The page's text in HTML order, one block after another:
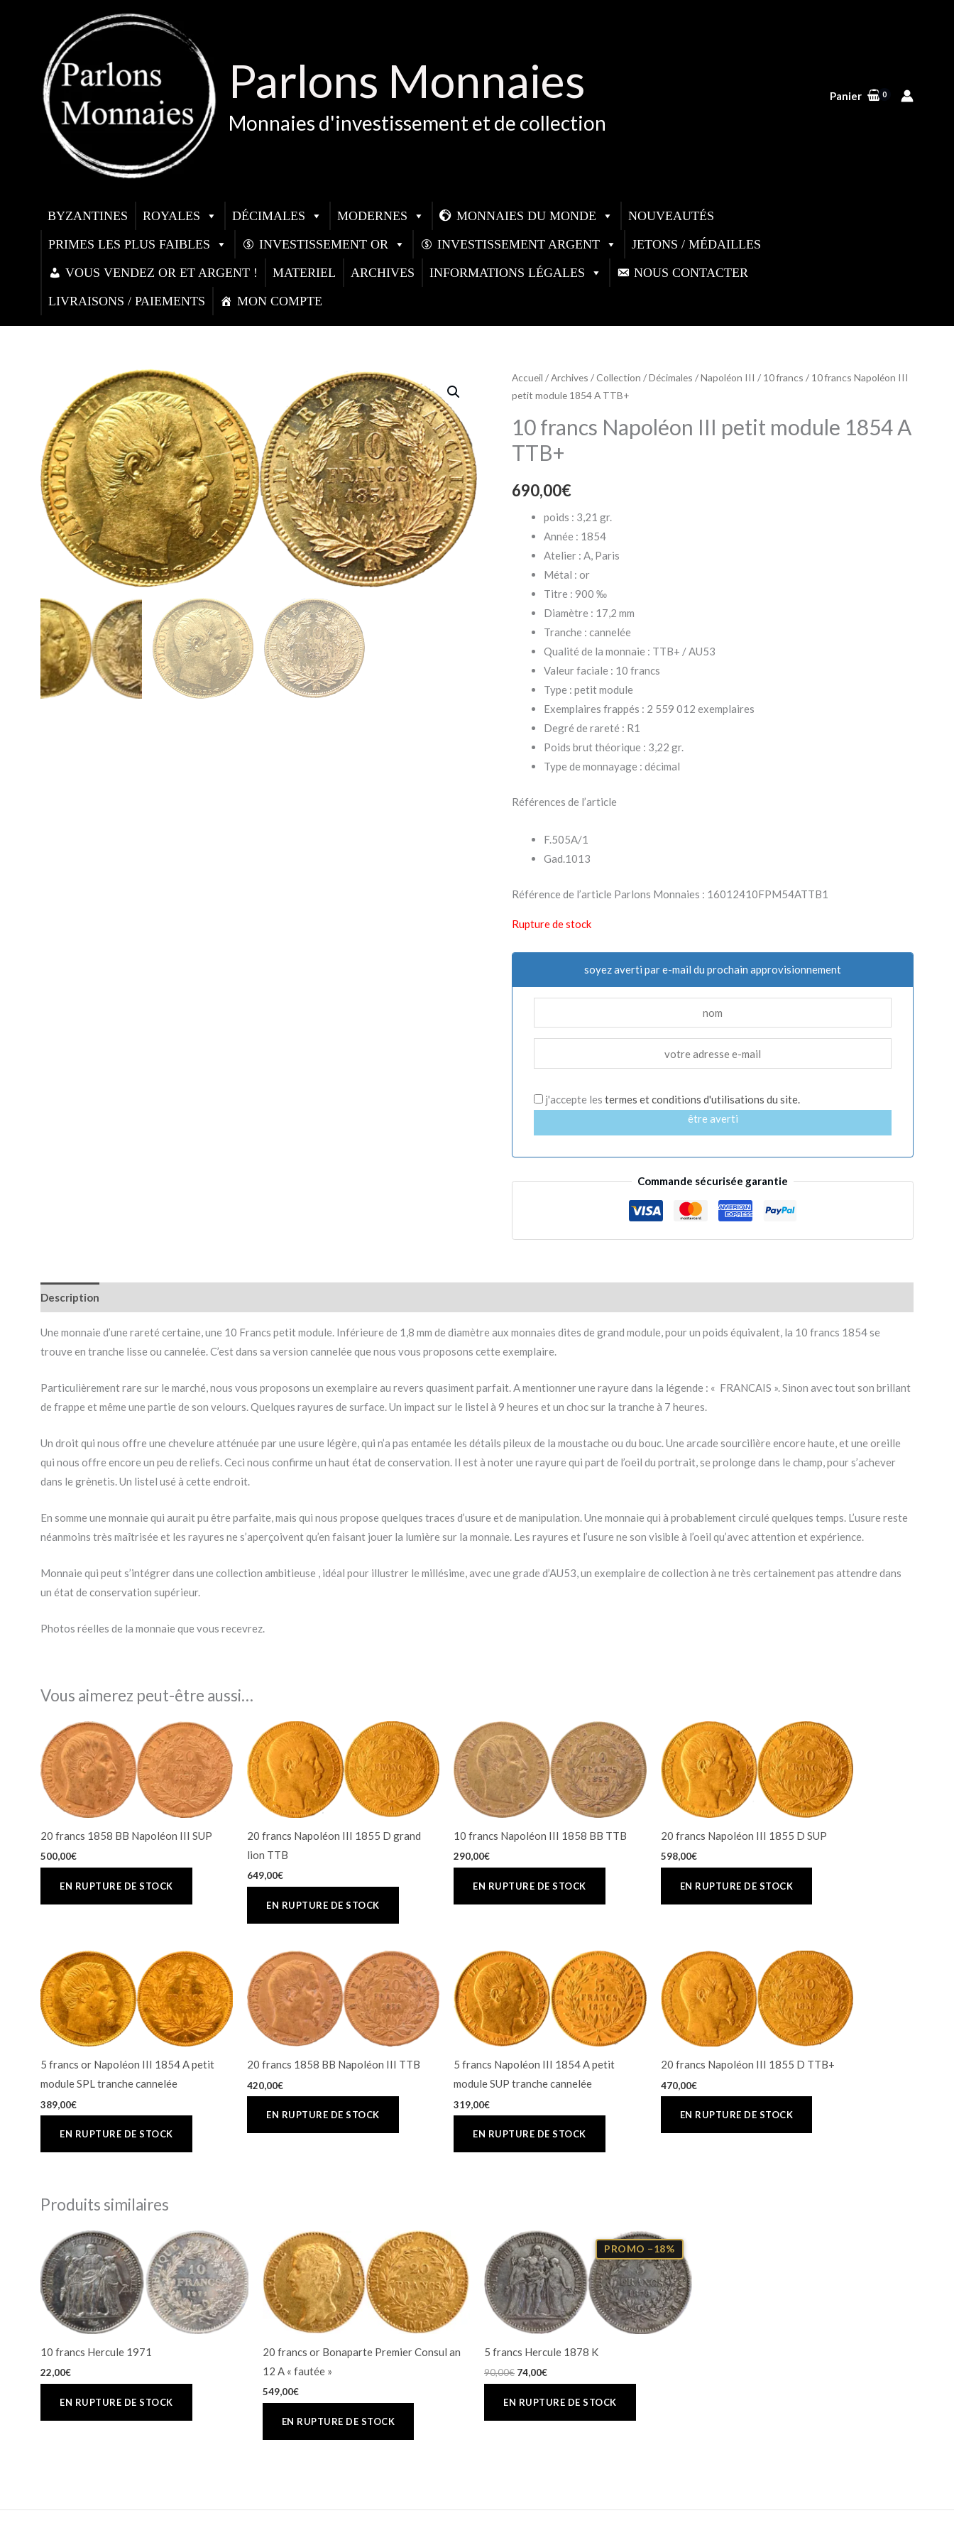
Parlons Monnaies
Monnaies d'investissement et de collection
Panier
BYZANTINES ROYALES DÉCIMALES MODERNES MONNAIES DU MONDE
NOUVEAUTÉS
PRIMES LES PLUS FAIBLES
INVESTISSEMENT OR INVESTISSEMENT ARGENT
JETONS / MÉDAILLES
VOUS VENDEZ OR ET ARGENT !
MATERIEL ARCHIVES INFORMATIONS LÉGALES
NOUS CONTACTER
LIVRAISONS / PAIEMENTS
MON COMPTE
Accueil /Archives /Collection /Décimales /Napoléon III / 10 francs / 10 francs Napoléon III
petit module 1854 A TTB+
10 francs Napoléon III petit module 1854 A
TTB+
690,00€
poids : 3,21 gr.
Année : 1854
Atelier : A, Paris
Métal : or
Titre : 900 ‰
Diamètre : 17,2 mm
Tranche : cannelée
Qualité de la monnaie : TTB+ / AU53
Valeur faciale : 10 francs
Type : petit module
Exemplaires frappés : 2 559 012 exemplaires
Degré de rareté : R1
Poids brut théorique : 3,22 gr.
Type de monnayage : décimal
Références de l’article
F.505A/1
Gad.1013
Référence de l’article Parlons Monnaies : 16012410FPM54ATTB1
Rupture de stock
soyez averti par e-mail du prochain approvisionnement
j'accepte lestermes et conditions d'utilisations du site.
être averti
Commande sécurisée garantie
Description
Une monnaie d’une rareté certaine, une 10 Francs petit module. Inférieure de 1,8 mm de diamètre aux monnaies dites de grand module, pour un poids équivalent, la 10 francs 1854 se
trouve en tranche lisse ou cannelée. C’est dans sa version cannelée que nous vous proposons cette exemplaire.
Particulièrement rare sur le marché, nous vous proposons un exemplaire au revers quasiment parfait. A mentionner une rayure dans la légende : « FRANCAIS ». Sinon avec tout son brillant
de frappe et même une partie de son velours. Quelques rayures de surface. Un impact sur le listel à 9 heures et un choc sur la tranche à 7 heures.
Un droit qui nous offre une chevelure atténuée par une usure légère, qui n’a pas entamée les détails pileux de la moustache ou du bouc. Une arcade sourcilière encore haute, et une oreille
qui nous offre encore un peu de reliefs. Ceci nous confirme un haut état de conservation. Il est à noter une rayure qui part de l’oeil du portrait, se prolonge dans le champ, pour s’achever
dans le grènetis. Un listel usé à cette endroit.
En somme une monnaie qui aurait pu être parfaite, mais qui nous propose quelques traces d’usure et de manipulation. Une monnaie qui à probablement circulé quelques temps. L’usure reste
néanmoins très maîtrisée et les rayures ne s’aperçoivent qu’en faisant jouer la lumière sur la monnaie. Les rayures et l’usure ne son visible à l’oeil qu’avec attention et expérience.
Monnaie qui peut s’intégrer dans une collection ambitieuse , idéal pour illustrer le millésime, avec une grade d’AU53, un exemplaire de collection à ne très certainement pas attendre dans
un état de conservation supérieur.
Photos réelles de la monnaie que vous recevrez.
Vous aimerez peut-être aussi…
20 francs 1858 BB Napoléon III SUP
500,00€
20 francs Napoléon III 1855 D grand
lion TTB
649,00€
10 francs Napoléon III 1858 BB TTB
290,00€
20 francs Napoléon III 1855 D SUP
598,00€
5 francs or Napoléon III 1854 A petit
module SPL tranche cannelée
389,00€
20 francs 1858 BB Napoléon III TTB
420,00€
5 francs Napoléon III 1854 A petit
module SUP tranche cannelée
319,00€
20 francs Napoléon III 1855 D TTB+
470,00€
Produits similaires
10 francs Hercule 1971
22,00€
20 francs or Bonaparte Premier Consul an
12 A « fautée »
549,00€
PROMO −18%
5 francs Hercule 1878 K
90,00€
Le
prix
initial
était :
90,00€.
74,00€
Le
prix
actuel
est :
74,00€.